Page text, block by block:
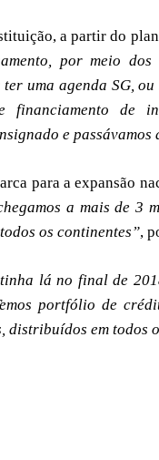
a partir do
por meio
uma agenda SG,
de
e
para a expansão
a mais de 3
os continentes”,
lá no final de
portfólio de
distribuídos em todos